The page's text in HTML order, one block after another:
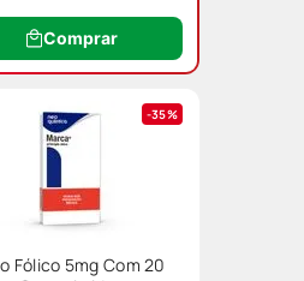
Comprar
35%
Fólico 5mg Com 20